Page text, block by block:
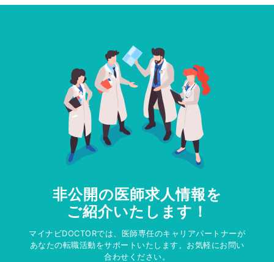
非公開の医師求人情報を
ご紹介いたします！
マイナビDOCTORでは、医師専任のキャリアパートナーが
あなたの転職活動をサポートいたします。お気軽にお問い
合わせください。